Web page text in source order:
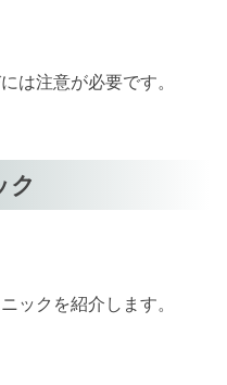
は注意が必要です。
ク
ックを紹介します。